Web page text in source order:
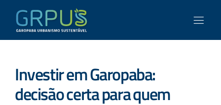
decisão certa para quem
busca valorização, qualidade
de vida e segurança